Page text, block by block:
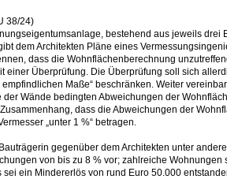
38/24)
bestehend aus jeweils drei
dem Architekten Pläne eines
dass die Wohnflächenberechnung
einer Überprüfung. Die Überprüfung soll sich
Maße“ beschränken. Weiter
der Wände bedingten Abweichungen der
dass die Abweichungen der
„unter 1 %“ betragen.
gegenüber dem Architekten unter
von bis zu 8 % vor; zahlreiche Wohnungen
ein Mindererlös von rund Euro 50.000